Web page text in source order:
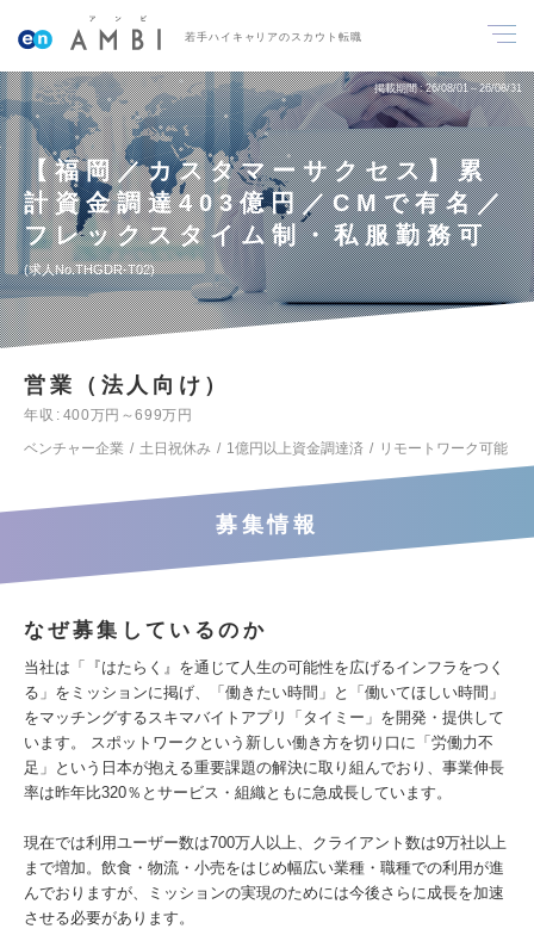
若手ハイキャリアのスカウト転職
掲載期間 26/08/01～26/08/31
【福岡／カスタマーサクセス】累
計資金調達403億円／CMで有名／
フレックスタイム制・私服勤務可
求人No.THGDR-T02
営業（法人向け）
年収
400万円～699万円
ベンチャー企業
土日祝休み 1億円以上資金調達済 リモートワーク可能
募集情報
なぜ募集しているのか
当社は「『はたらく』を通じて人生の可能性を広げるインフラをつく
る」をミッションに掲げ、「働きたい時間」と「働いてほしい時間」
をマッチングするスキマバイトアプリ「タイミー」を開発・提供して
います。 スポットワークという新しい働き方を切り口に「労働力不
足」という日本が抱える重要課題の解決に取り組んでおり、事業伸長
率は昨年比320％とサービス・組織ともに急成長しています。
現在では利用ユーザー数は700万人以上、クライアント数は9万社以上
まで増加。飲食・物流・小売をはじめ幅広い業種・職種での利用が進
んでおりますが、ミッションの実現のためには今後さらに成長を加速
させる必要があります。